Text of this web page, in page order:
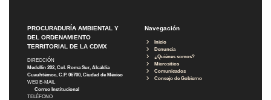
PROCURADURÍA AMBIENTAL Y
DEL ORDENAMIENTO
TERRITORIAL DE LA CDMX
DIRECCIÓN
Medellín 202, Col. Roma Sur, Alcaldía
Cuauhtémoc, C.P. 06700, Ciudad de México
WEB E-MAIL
Correo Institucional
TELÉFONO
Navegación
Inicio
Denuncia
¿Quiénes somos?
Micrositios
Comunicados
Consejo de Gobierno